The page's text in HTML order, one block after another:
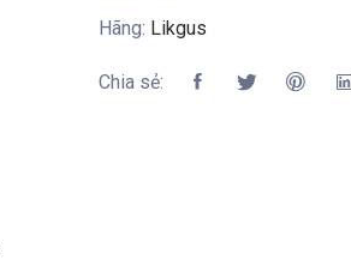
Hãng: Likgus
Chia sẻ: